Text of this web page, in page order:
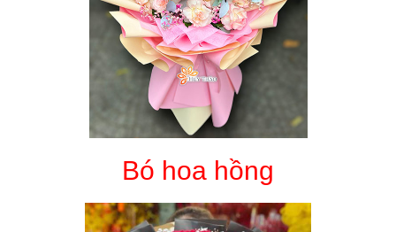
Bó hoa hồng